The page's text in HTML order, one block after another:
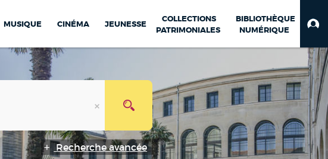
MUSIQUE CINÉMA JEUNESSE
COLLECTIONS
PATRIMONIALES
BIBLIOTHÈQUE
NUMÉRIQUE
Recherche avancée